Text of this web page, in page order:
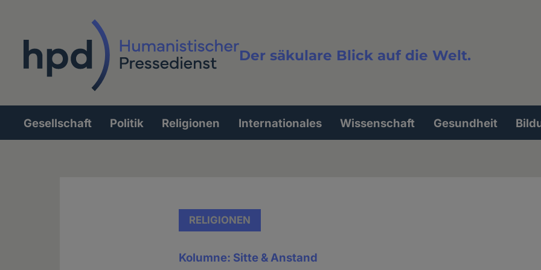
Der säkulare Blick auf die Welt.
Volltextsuche
Hauptnavigation
Gesellschaft Politik Religionen Internationales Wissenschaft Gesundheit
RELIGIONEN
Kolumne: Sitte & Anstand